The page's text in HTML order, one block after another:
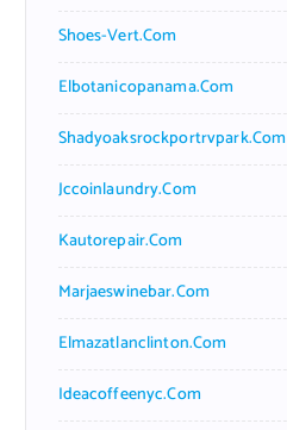
Shoes-Vert.com
Elbotanicopanama.com
Shadyoaksrockportrvpark.com
Jccoinlaundry.com
Kautorepair.com
Marjaeswinebar.com
Elmazatlanclinton.com
Ideacoffeenyc.com